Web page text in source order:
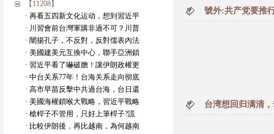
【11208】
· 再看五四新文化运动，想到習近平
· 川習會前台灣軍購非過不可？川普
· 闡揚孔子，不反對，反對儒表內法
· 美國建美元互換中心，聯手亞洲鎖
· 習近平看了嚇破膽！讓伊朗政權更
· 中台关系77年！台海关系走向彻底
· 高市早苗反擊中共過台海，台日還
· 美國海權鎖喉大戰略，習近平戰略
· 槍桿子不管用，只好上筆桿子?謊
· 比較伊朗後，再比越南，為何越南
號外:共产党要推
台湾想回归满清